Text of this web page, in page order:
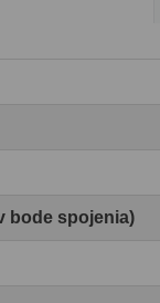
bode spojenia)